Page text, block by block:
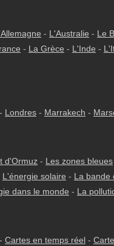
- L'Australie - Le
- La Grèce - L'Inde -
- Londres - Marrakech -
d'Ormuz - Les zones bleues
L'énergie solaire - La bande
dans le monde - La
- Cartes en temps réel -